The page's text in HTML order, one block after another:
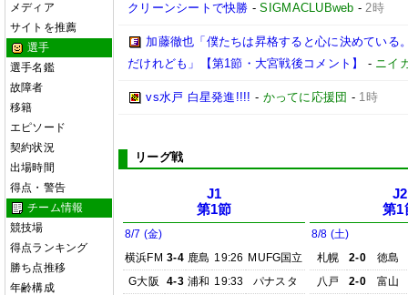
メディア
サイトを推薦
選手
選手名鑑
故障者
移籍
エピソード
契約状況
出場時間
得点・警告
チーム情報
競技場
得点ランキング
勝ち点推移
年齢構成
クリーンシートで快勝 -SIGMACLUBweb -2時
加藤徹也「僕たちは昇格すると心に決めてい
だけれども」【第1節・大宮戦後コメント】
- ニイ
vs水戸 白星発進!!!! - かってに応援団 - 1時
リーグ戦
J1
第1節
8/7 (金)
横浜FM 3-4 鹿島 19:26 MUFG国立
G大阪
4-3 浦和 19:33
パナスタ
J2
第1
8/8 (土)
札幌
2-0
徳島
八戸
2-0
富山